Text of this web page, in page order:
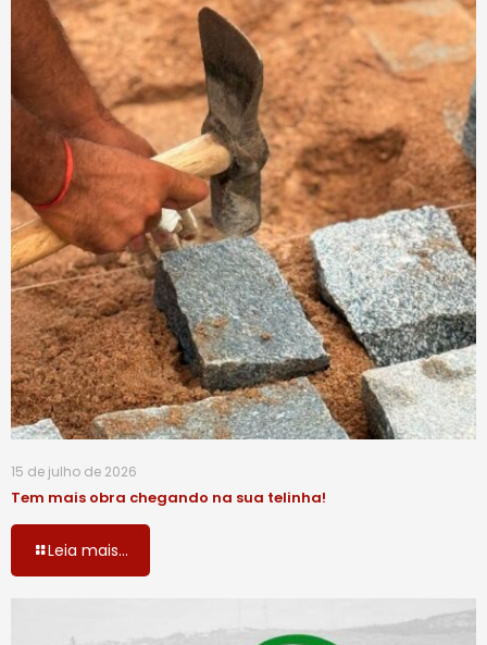
15 de julho de 2026
Tem mais obra chegando na sua telinha!
Leia mais...